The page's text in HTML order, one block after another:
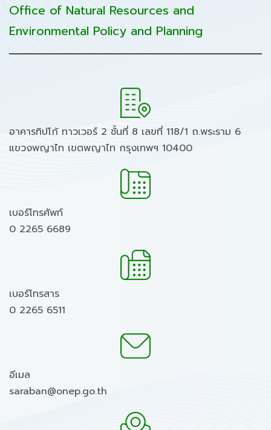
Office of Natural Resources and
Environmental Policy and Planning
อาคารทิปโก้ ทาวเวอร์ 2 ชั้นที่ 8 เลขที่ 118/1 ถ.พระราม 6
แขวงพญาไท เขตพญาไท กรุงเทพฯ 10400
เบอร์โทรศัพท์
0 2265 6689
เบอร์โทรสาร
0 2265 6511
อีเมล
saraban@onep.go.th